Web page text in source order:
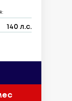
140 л.с.